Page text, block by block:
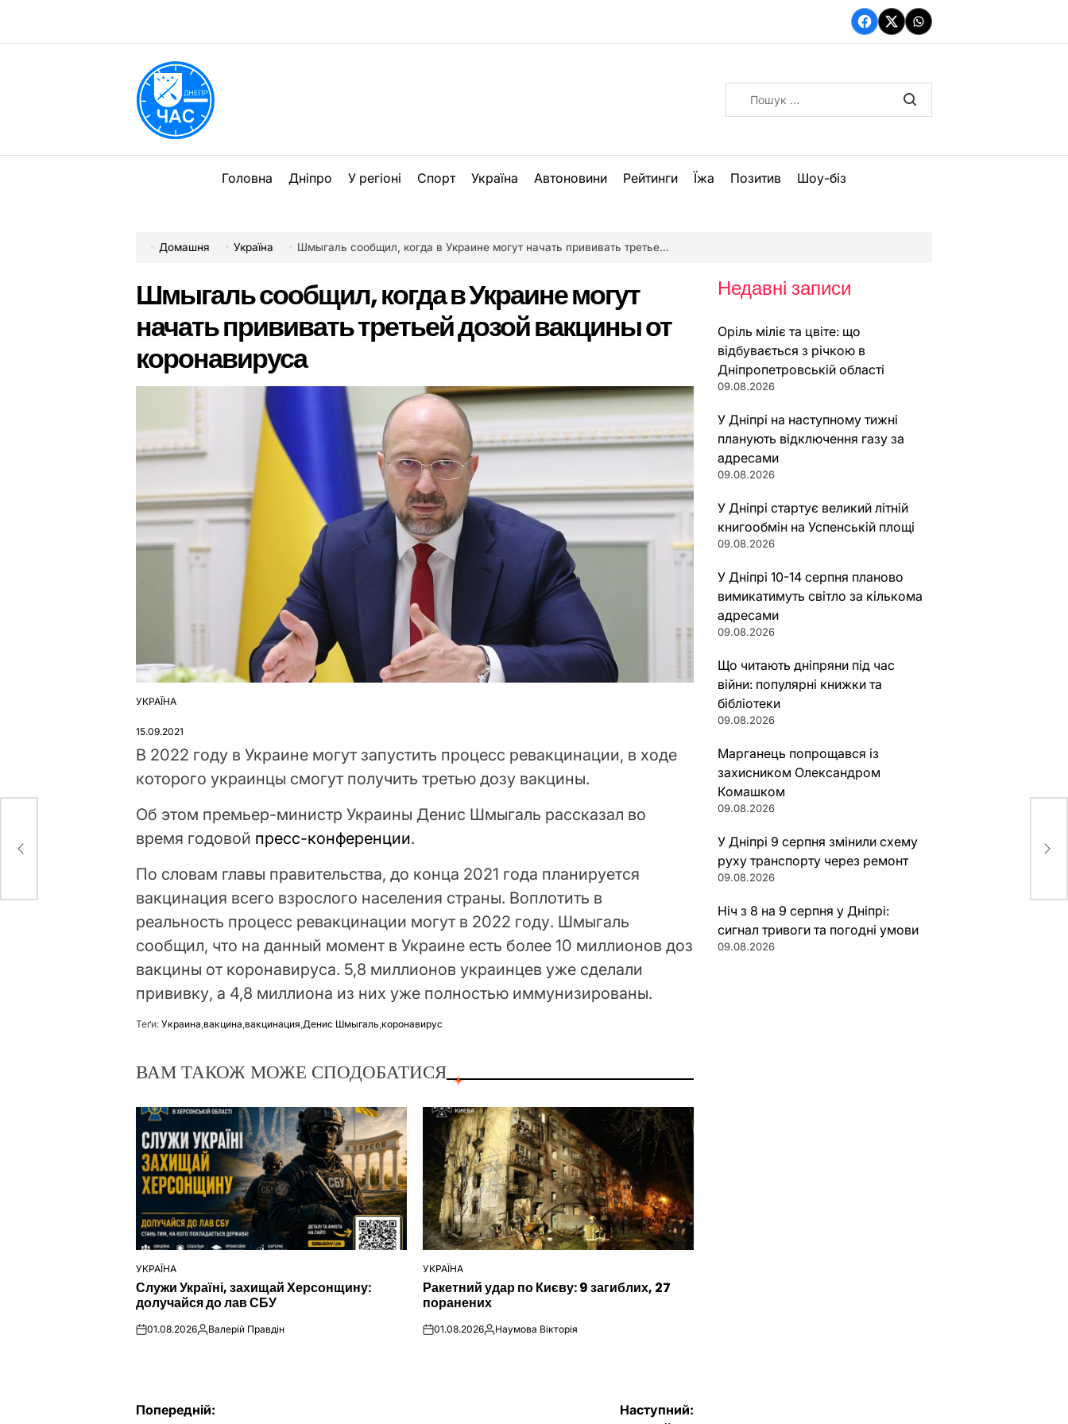
вмісту
Facebook
TwitterWhatsApp
Головна Дніпро У регіоні Спорт Україна Автоновини Рейтинги Їжа Позитив Шоу-біз
Домашня Україна Шмыгаль сообщил, когда в Украине могут начать прививать третьей дозой вакцины от коронавируса
Шмыгаль сообщил, когда в Украине могут
начать прививать третьей дозой вакцины от
коронавируса
ОПУБЛІКУВАТИ
УКРАЇНА
15.09.2021
В 2022 году в Украине могут запустить процесс ревакцинации, в ходе
которого украинцы смогут получить третью дозу вакцины.
Об этом премьер-министр Украины Денис Шмыгаль рассказал во
время годовой пресс-конференции.
По словам главы правительства, до конца 2021 года планируется
вакцинация всего взрослого населения страны. Воплотить в
реальность процесс ревакцинации могут в 2022 году. Шмыгаль
сообщил, что на данный момент в Украине есть более 10 миллионов доз
вакцины от коронавируса. 5,8 миллионов украинцев уже сделали
прививку, а 4,8 миллиона из них уже полностью иммунизированы.
Теґи: Украина,вакцина,вакцинация,Денис Шмыгаль,коронавирус
ВАМ ТАКОЖ МОЖЕ СПОДОБАТИСЯ
ОПУБЛІКУВАТИ
У
УКРАЇНА
Служи Україні, захищай Херсонщину:
долучайся до лав СБУ
on01.08.2026Опубліковано
Валерій Правдін
ОПУБЛІКУВАТИ
У
УКРАЇНА
Ракетний удар по Києву: 9 загиблих, 27
поранених
on01.08.2026Опубліковано
Наумова Вікторія
Попередній: Наступний:
Недавні записи
Оріль міліє та цвіте: що
відбувається з річкою в
Дніпропетровській області
09.08.2026
У Дніпрі на наступному тижні
планують відключення газу за
адресами
09.08.2026
У Дніпрі стартує великий літній
книгообмін на Успенській площі
09.08.2026
У Дніпрі 10-14 серпня планово
вимикатимуть світло за кількома
адресами
09.08.2026
Що читають дніпряни під час
війни: популярні книжки та
бібліотеки
09.08.2026
Марганець попрощався із
захисником Олександром
Комашком
09.08.2026
У Дніпрі 9 серпня змінили схему
руху транспорту через ремонт
09.08.2026
Ніч з 8 на 9 серпня у Дніпрі:
сигнал тривоги та погодні умови
09.08.2026